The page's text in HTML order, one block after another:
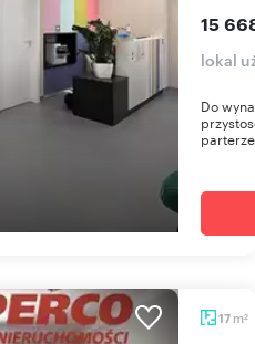
15
lokal
Do
17 m2